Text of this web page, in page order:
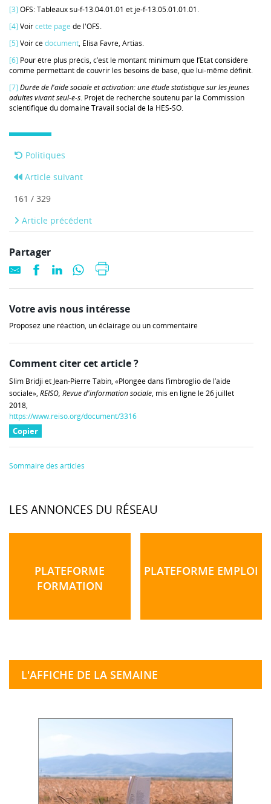
[3] OFS: Tableaux su-f-13.04.01.01 et je-f-13.05.01.01.01.
[4] Voircette page de l'OFS.
[5] Voir cedocument, Élisa Favre, Artias.
[6] Pour être plus précis, c’est le montant minimum que l’Etat considère
comme permettant de couvrir les besoins de base, que lui-même définit.
[7] Durée de l'aide sociale et activation: une étude statistique sur les jeunes
adultes vivant seul-e-s. Projet de recherche soutenu par la Commission
scientifique du domaine Travail social de la HES-SO.
Politiques
Article suivant
161 / 329
Article précédent
Partager
Votre avis nous intéresse
Proposez une réaction, un éclairage ou un commentaire
Comment citer cet article ?
Slim Bridji et Jean-Pierre Tabin, «Plongée dans l’imbroglio de l’aide
sociale», REISO, Revue d'information sociale, mis en ligne le 26 juillet
2018,
https://www.reiso.org/document/3316
Copier
Sommaire des articles
LES ANNONCES DU RÉSEAU
PLATEFORME
FORMATION
PLATEFORME EMPLOI
L'AFFICHE DE LA SEMAINE